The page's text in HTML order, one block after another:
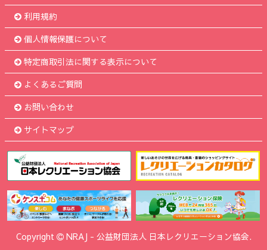
利用規約
個人情報保護について
特定商取引法に関する表示について
よくあるご質問
お問い合わせ
サイトマップ
Copyright NRAJ - 公益財団法人 日本レクリエーション協会.